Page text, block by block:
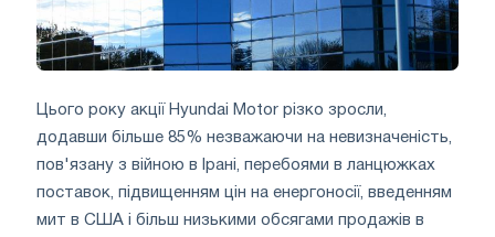
Цього року акції Hyundai Motor різко зросли,
додавши більше 85% незважаючи на невизначеність,
пов'язану з війною в Ірані, перебоями в ланцюжках
поставок, підвищенням цін на енергоносії, введенням
мит в США і більш низькими обсягами продажів в